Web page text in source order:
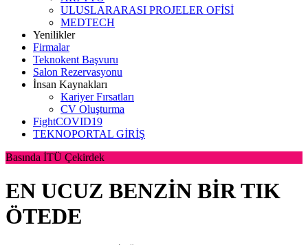
ULUSLARARASI PROJELER OFİSİ
MEDTECH
Yenilikler
Firmalar
Teknokent Başvuru
Salon Rezervasyonu
İnsan Kaynakları
Kariyer Fırsatları
CV Oluşturma
FightCOVID19
TEKNOPORTAL GİRİŞ
Basında İTÜ Çekirdek
EN UCUZ BENZİN BİR TIK
ÖTEDE